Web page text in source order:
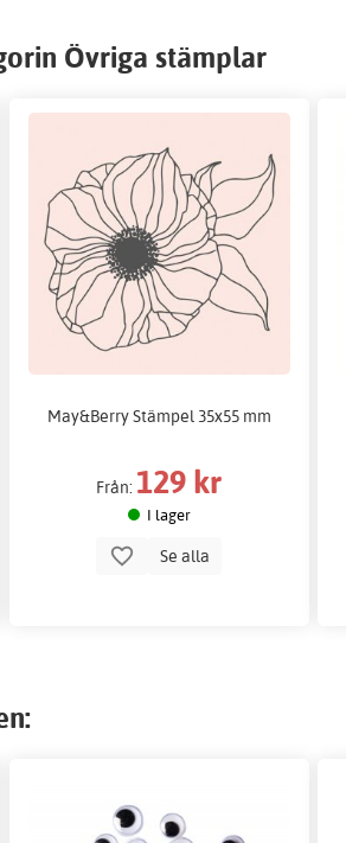
Övriga stämplar
May&Berry Stämpel 35x55 mm
Från: 129 kr
I lager
Se alla